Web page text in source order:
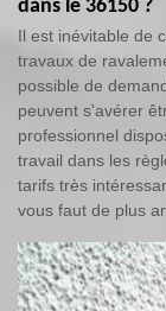
dans le 36150 ?
Il est inévitable de
travaux de
possible de
peuvent s'avérer
professionnel
travail dans les
tarifs très
vous faut de plus